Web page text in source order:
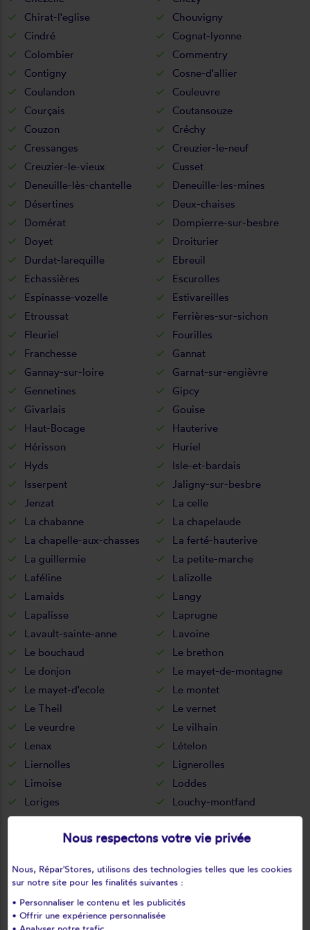
Chirat-l'eglise
Chouvigny
Cindré
Cognat-lyonne
Colombier
Commentry
Contigny
Cosne-d'allier
Coulandon
Couleuvre
Courçais
Coutansouze
Couzon
Créchy
Cressanges
Creuzier-le-neuf
Creuzier-le-vieux
Cusset
Deneuille-lès-chantelle
Deneuille-les-mines
Désertines
Deux-chaises
Domérat
Dompierre-sur-besbre
Doyet
Droiturier
Durdat-larequille
Ebreuil
Echassières
Escurolles
Espinasse-vozelle
Estivareilles
Etroussat
Ferrières-sur-sichon
Fleuriel
Fourilles
Franchesse
Gannat
Gannay-sur-loire
Garnat-sur-engièvre
Gennetines
Gipcy
Givarlais
Gouise
Haut-Bocage
Hauterive
Hérisson
Huriel
Hyds
Isle-et-bardais
Isserpent
Jaligny-sur-besbre
Jenzat
La celle
La chabanne
La chapelaude
La chapelle-aux-chasses
La ferté-hauterive
La guillermie
La petite-marche
Laféline
Lalizolle
Lamaids
Langy
Lapalisse
Laprugne
Lavault-sainte-anne
Lavoine
Le bouchaud
Le brethon
Le donjon
Le mayet-de-montagne
Le mayet-d'ecole
Le montet
Le Theil
Le vernet
Le veurdre
Le vilhain
Lenax
Lételon
Liernolles
Lignerolles
Limoise
Loddes
Loriges
Louchy-montfand
Louroux-bourbonnais
Louroux-de-beaune
Louroux-de-bouble
Louroux-hodement
Lusigny
Magnet
Marcenat
Nous respectons votre vie privée
Nous, Répar'Stores, utilisons des technologies telles que les cookies
sur notre site pour les finalités suivantes :
• Personnaliser le contenu et les publicités
• Offrir une expérience personnalisée